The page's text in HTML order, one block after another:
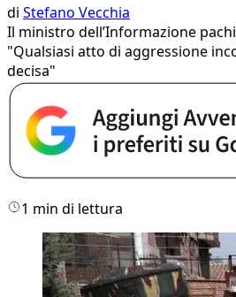
di Stefano Vecchia
Il ministro dell’Informazione
"Qualsiasi atto di aggressione
decisa"
1 min di lettura